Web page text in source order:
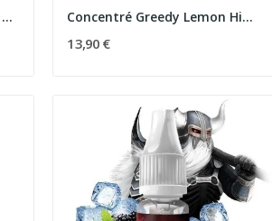
Concentré Mystic Red 30ml Hidden Potion -... Concentré Greedy Lemon Hidden Potion 30ml -...
13,90 €